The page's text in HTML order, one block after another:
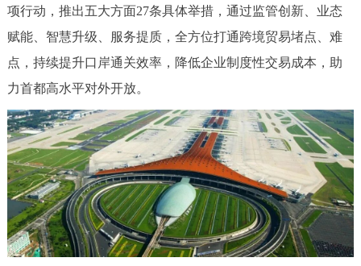
政策兑现 政策解读 回应关切
决策公开 专题公开
政务服务
个人服务 法人服务 部门服务
便民服务 利企服务 投资项目
中介服务 阳光政务
项行动，推出五大方面27条具体举措，通过监管创新、业态
赋能、智慧升级、服务提质，全方位打通跨境贸易堵点、难
点，持续提升口岸通关效率，降低企业制度性交易成本，助
力首都高水平对外开放。